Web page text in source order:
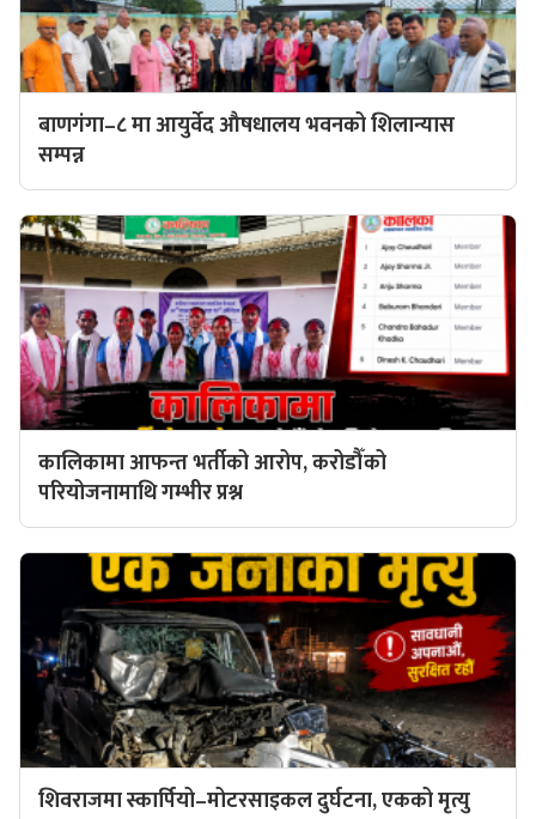
बाणगंगा–८ मा आयुर्वेद औषधालय भवनको शिलान्यास
सम्पन्न
कालिकामा आफन्त भर्तीको आरोप, करोडौँको
परियोजनामाथि गम्भीर प्रश्न
शिवराजमा स्कार्पियो–मोटरसाइकल दुर्घटना, एकको मृत्यु